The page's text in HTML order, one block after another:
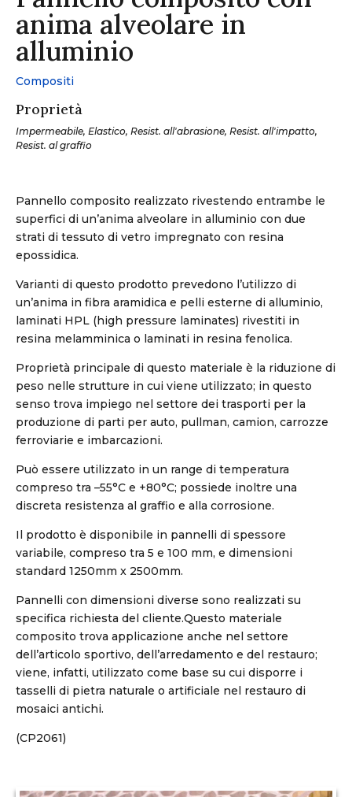
anima alveolare in
alluminio
Compositi
Proprietà
Impermeabile, Elastico, Resist. all'abrasione, Resist. all'impatto,
Resist. al graffio
Pannello composito realizzato rivestendo entrambe le
superfici di un’anima alveolare in alluminio con due
strati di tessuto di vetro impregnato con resina
epossidica.
Varianti di questo prodotto prevedono l’utilizzo di
un’anima in fibra aramidica e pelli esterne di alluminio,
laminati HPL (high pressure laminates) rivestiti in
resina melamminica o laminati in resina fenolica.
Proprietà principale di questo materiale è la riduzione di
peso nelle strutture in cui viene utilizzato; in questo
senso trova impiego nel settore dei trasporti per la
produzione di parti per auto, pullman, camion, carrozze
ferroviarie e imbarcazioni.
Può essere utilizzato in un range di temperatura
compreso tra –55°C e +80°C; possiede inoltre una
discreta resistenza al graffio e alla corrosione.
Il prodotto è disponibile in pannelli di spessore
variabile, compreso tra 5 e 100 mm, e dimensioni
standard 1250mm x 2500mm.
Pannelli con dimensioni diverse sono realizzati su
specifica richiesta del cliente.Questo materiale
composito trova applicazione anche nel settore
dell’articolo sportivo, dell’arredamento e del restauro;
viene, infatti, utilizzato come base su cui disporre i
tasselli di pietra naturale o artificiale nel restauro di
mosaici antichi.
(CP2061)